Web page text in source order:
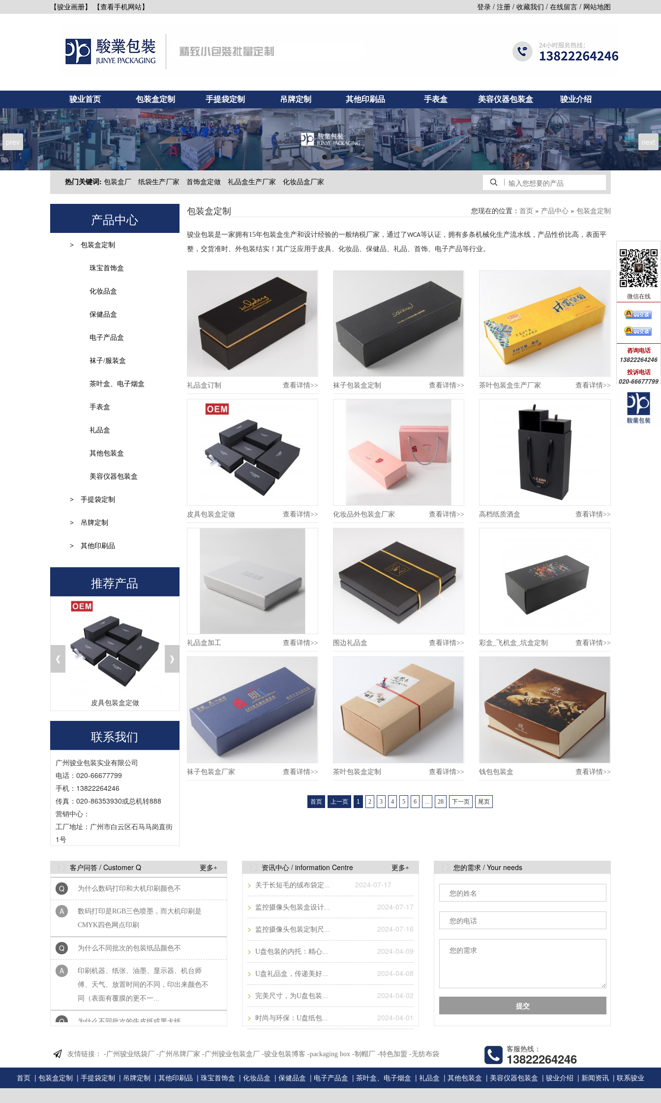
【骏业画册】 【查看手机网站】 登录 / 注册 / 收藏我们 / 在线留言 / 网站地图
骏业首页 包装盒定制 手提袋定制 吊牌定制 其他印刷品 手表盒 美容仪器包装盒 骏业介绍
新闻资讯 联系骏业
prev next
热门关键词: 包装盒厂 纸袋生产厂家 首饰盒定做 礼品盒生产厂家 化妆品盒厂家
产品中心
> 包装盒定制
珠宝首饰盒
化妆品盒
保健品盒
电子产品盒
袜子/服装盒
茶叶盒、电子烟盒
手表盒
礼品盒
其他包装盒
美容仪器包装盒
> 手提袋定制
> 吊牌定制
> 其他印刷品
推荐产品
皮具包装盒定做 茶叶包装盒生产厂家
联系我们
广州骏业包装实业有限公司
电话：020-66677799
手机：13822264246
传真：020-86353930或总机转888
营销中心：
工厂地址：广州市白云区石马马岗直街
1号
包装盒定制 您现在的位置： 首页 » 产品中心 » 包装盒定制
骏业包装是一家拥有15年包装盒生产和设计经验的一般纳税厂家，通过了WCA等认证，拥有多条机械化生产流水线，产品性价比高，表面平
整，交货准时、外包装结实！其广泛应用于皮具、化妆品、保健品、礼品、首饰、电子产品等行业。
礼品盒订制 查看详情>> 袜子包装盒定制 查看详情>> 茶叶包装盒生产厂家 查看详情>>
皮具包装盒定做 查看详情>> 化妆品外包装盒厂家 查看详情>> 高档纸质酒盒 查看详情>>
礼品盒加工 查看详情>> 围边礼品盒 查看详情>> 彩盒_飞机盒_坑盒定制 查看详情>>
袜子包装盒厂家 查看详情>> 茶叶包装盒定制 查看详情>> 钱包包装盒 查看详情>>
首页 上一页 1 2 3 4 5 6 28 下一页 尾页
客户问答 / Customer Q 更多+
Q 为什么数码打印和大机印刷颜色不
A
数码打印是RGB三色喷墨，而大机印刷是
CMYK四色网点印刷
Q 为什么不同批次的包装纸品颜色不
A
印刷机器、纸张、油墨、显示器、机台师
傅、天气、放置时间的不同，印出来颜色不
同（表面有覆膜的更不一...
Q 为什么不同批次的牛皮纸或黑卡纸
有差异。3、造纸季节因素也会影响纸张的颜
资讯中心 / information Centre 更多+
> 关于长短毛的绒布袋定... 2024-07-17
> 监控摄像头包装盒设计... 2024-07-17
> 监控摄像头包装定制尺... 2024-07-16
> U盘包装的内托：精心... 2024-04-09
> U盘礼品盒，传递美好... 2024-04-08
> 完美尺寸，为U盘包装... 2024-04-02
> 时尚与环保：U盘纸包... 2024-04-01
您的需求 / Your needs
友情链接： -广州骏业纸袋厂 -广州吊牌厂家 -广州骏业包装盒厂 -骏业包装博客 -packaging box -制帽厂 -特色加盟 -无纺布袋
客服热线：
13822264246
首页 | 包装盒定制 | 手提袋定制 | 吊牌定制 | 其他印刷品 | 珠宝首饰盒 | 化妆品盒 | 保健品盒 | 电子产品盒 | 茶叶盒、电子烟盒 | 礼品盒 | 其他包装盒 | 美容仪器包装盒 | 骏业介绍 | 新闻资讯 | 联系骏业
微信在线
咨询电话
13822264246
投诉电话
020-66677799